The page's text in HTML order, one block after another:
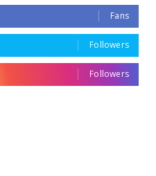
Fans
Followers
Followers